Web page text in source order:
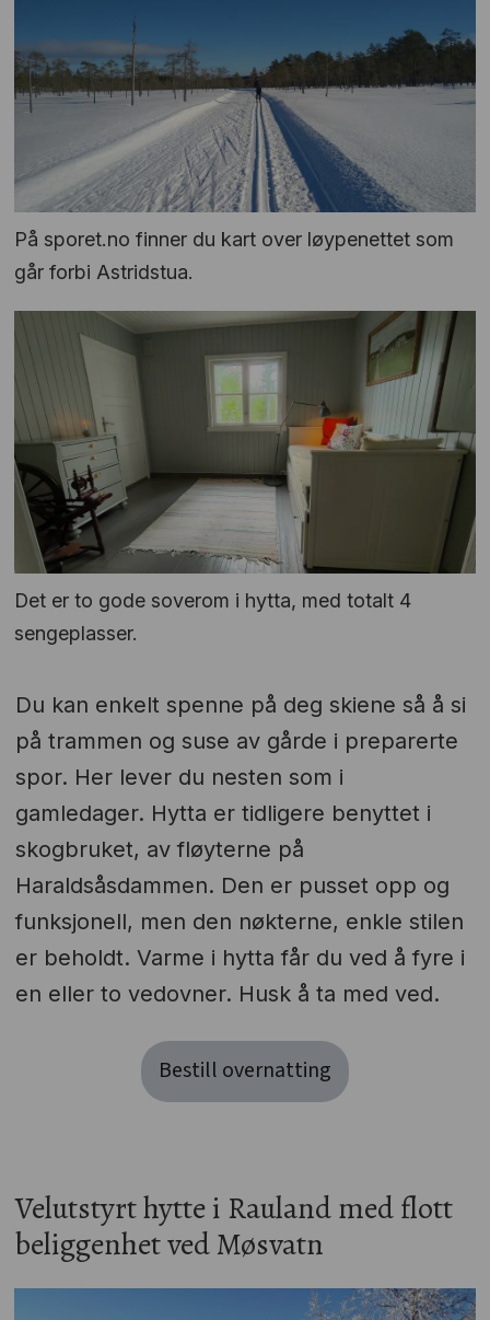
På sporet.no finner du kart over løypenettet som
går forbi Astridstua.
Det er to gode soverom i hytta, med totalt 4
sengeplasser.
Du kan enkelt spenne på deg skiene så å si
på trammen og suse av gårde i preparerte
spor. Her lever du nesten som i
gamledager. Hytta er tidligere benyttet i
skogbruket, av fløyterne på
Haraldsåsdammen. Den er pusset opp og
funksjonell, men den nøkterne, enkle stilen
er beholdt. Varme i hytta får du ved å fyre i
en eller to vedovner. Husk å ta med ved.
Bestill overnatting
Velutstyrt hytte i Rauland med flott
beliggenhet ved Møsvatn